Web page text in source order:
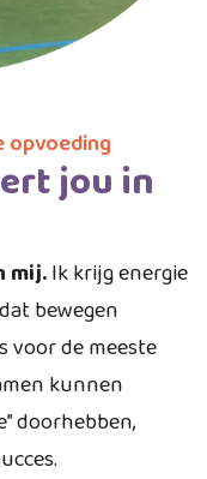
opvoeding
jou in
mij.Ik krijg energie
bewegen
voor de meeste
kunnen
doorhebben,